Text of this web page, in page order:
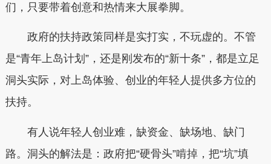
们，只要带着创意和热情来大展拳脚。
政府的扶持政策同样是实打实，不玩虚的。不管
是“青年上岛计划”，还是刚发布的“新十条”，都是立足
洞头实际，对上岛体验、创业的年轻人提供多方位的
扶持。
有人说年轻人创业难，缺资金、缺场地、缺门
路。洞头的解法是：政府把“硬骨头”啃掉，把“坑”填